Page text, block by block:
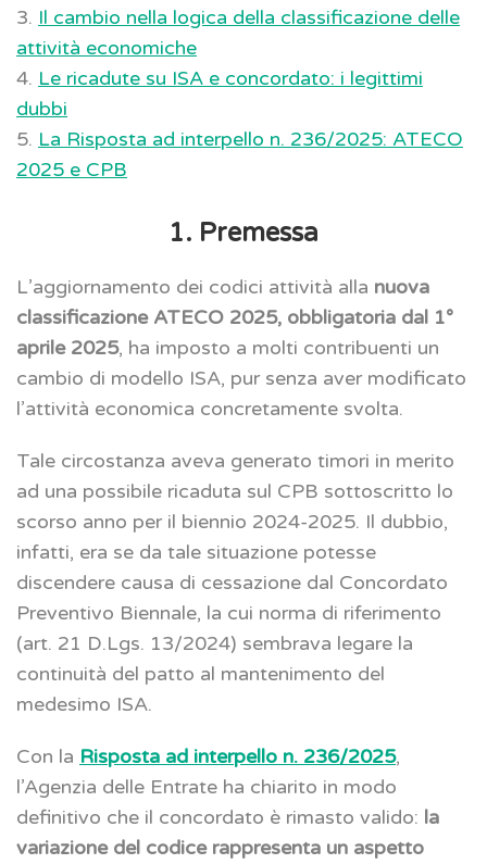
3. Il cambio nella logica della classificazione delle
attività economiche
4. Le ricadute su ISA e concordato: i legittimi
dubbi
5. La Risposta ad interpello n. 236/2025: ATECO
2025 e CPB
1. Premessa
L’aggiornamento dei codici attività alla nuova
classificazione ATECO 2025, obbligatoria dal 1°
aprile 2025, ha imposto a molti contribuenti un
cambio di modello ISA, pur senza aver modificato
l’attività economica concretamente svolta.
Tale circostanza aveva generato timori in merito
ad una possibile ricaduta sul CPB sottoscritto lo
scorso anno per il biennio 2024-2025. Il dubbio,
infatti, era se da tale situazione potesse
discendere causa di cessazione dal Concordato
Preventivo Biennale, la cui norma di riferimento
(art. 21 D.Lgs. 13/2024) sembrava legare la
continuità del patto al mantenimento del
medesimo ISA.
Con la Risposta ad interpello n. 236/2025,
l’Agenzia delle Entrate ha chiarito in modo
definitivo che il concordato è rimasto valido: la
variazione del codice rappresenta un aspetto